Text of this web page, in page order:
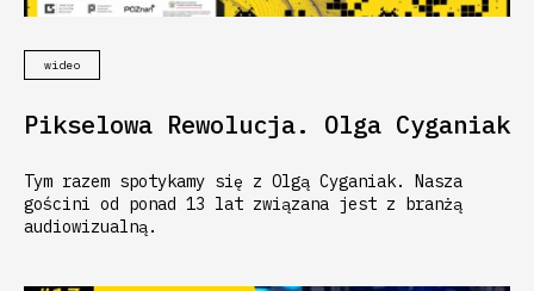
wideo
Pikselowa Rewolucja. Olga Cyganiak
Tym razem spotykamy się z Olgą Cyganiak. Nasza
gościni od ponad 13 lat związana jest z branżą
audiowizualną.